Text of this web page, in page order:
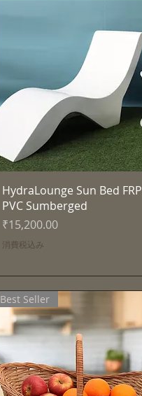
クイックビュー
HydraLounge Sun Bed FRP
PVC Sumberged
価格
₹15,200.00
消費税込み
Best Seller